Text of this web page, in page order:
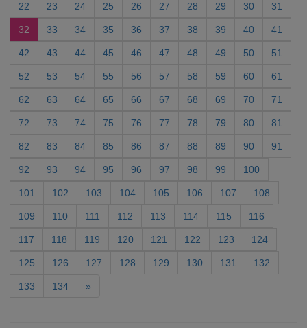
22 23 24 25 26 27 28 29 30 31
32 33 34 35 36 37 38 39 40 41
42 43 44 45 46 47 48 49 50 51
52 53 54 55 56 57 58 59 60 61
62 63 64 65 66 67 68 69 70 71
72 73 74 75 76 77 78 79 80 81
82 83 84 85 86 87 88 89 90 91
92 93 94 95 96 97 98 99 100
101 102 103 104 105 106 107 108
109 110 111 112 113 114 115 116
117 118 119 120 121 122 123 124
125 126 127 128 129 130 131 132
133 134 »